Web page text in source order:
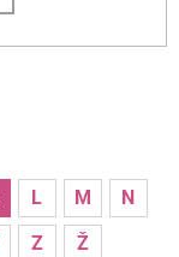
L M
N
Z
Ž